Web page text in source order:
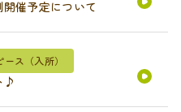
催予定について
ス（入所）
♪